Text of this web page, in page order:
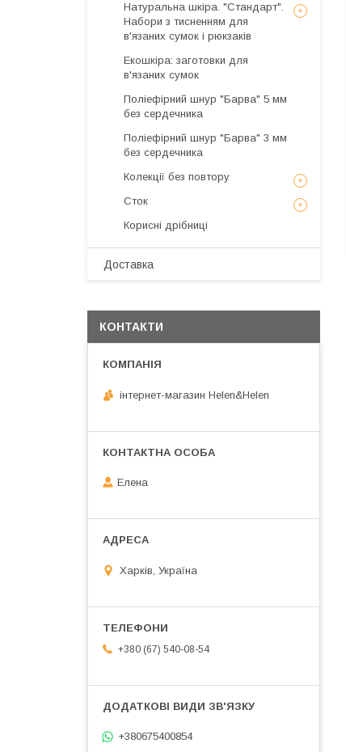
Натуральна шкіра. "Стандарт".
Набори з тисненням для
в'язаних сумок і рюкзаків
Екошкіра: заготовки для
в'язаних сумок
Поліефірний шнур "Барва" 5 мм
без сердечника
Поліефірний шнур "Барва" 3 мм
без сердечника
Колекції без повтору
Сток
Корисні дрібниці
Доставка
КОНТАКТИ
інтернет-магазин Helen&Helen
Елена
Харків, Україна
+380 (67) 540-08-54
+380675400854